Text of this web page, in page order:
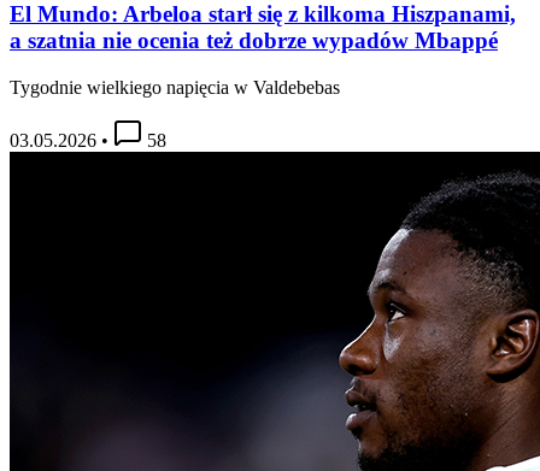
El Mundo: Arbeloa starł się z kilkoma Hiszpanami,
a szatnia nie ocenia też dobrze wypadów Mbappé
Tygodnie wielkiego napięcia w Valdebebas
03.05.2026 • 58